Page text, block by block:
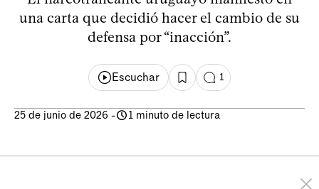
una carta que decidió hacer el cambio de su
defensa por “inacción”.
Escuchar 1
25 de junio de 2026 - 1 minuto de lectura